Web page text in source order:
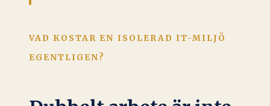
VAD KOSTAR EN ISOLERAD IT-MILJÖ
EGENTLIGEN?